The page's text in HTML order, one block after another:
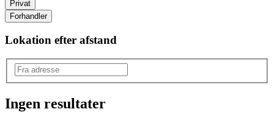
Privat
Forhandler
Lokation efter afstand
Ingen resultater